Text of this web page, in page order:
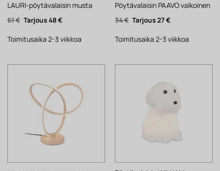
LAURI-pöytävalaisin musta
61€ Alkuperäinen
hinta
61 €.
48€Nykyinen
48 €.
Toimitusaika 2-3 viikkoa
Pöytävalaisin PAAVO valkoinen
34€ Alkuperäinen
hinta
34 €.
27€Nykyinen
27 €.
Toimitusaika 2-3 viikkoa